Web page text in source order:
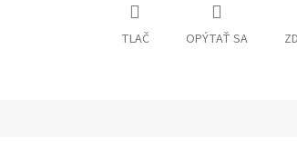
TLAČ OPÝTAŤ SA